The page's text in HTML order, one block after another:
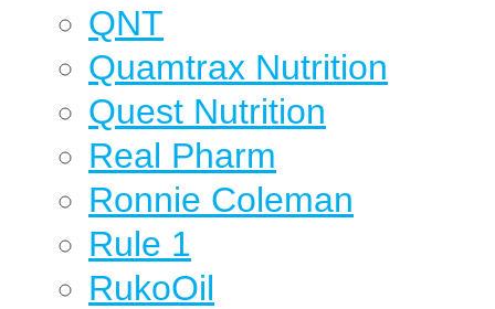
QNT
Quamtrax Nutrition
Quest Nutrition
Real Pharm
Ronnie Coleman
Rule 1
RukoOil